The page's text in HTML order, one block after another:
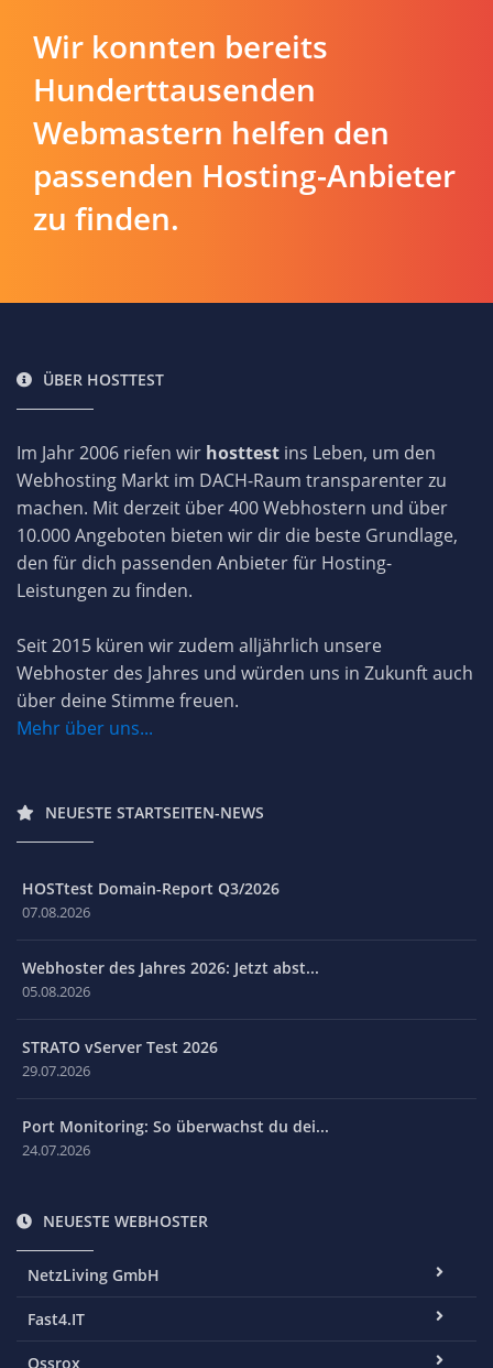
Wir konnten bereits
Hunderttausenden
Webmastern helfen den
passenden Hosting-Anbieter
zu finden.
ÜBER HOSTTEST
Im Jahr 2006 riefen wir hosttest ins Leben, um den
Webhosting Markt im DACH-Raum transparenter zu
machen. Mit derzeit über 400 Webhostern und über
10.000 Angeboten bieten wir dir die beste Grundlage,
den für dich passenden Anbieter für Hosting-
Leistungen zu finden.
Seit 2015 küren wir zudem alljährlich unsere
Webhoster des Jahres und würden uns in Zukunft auch
über deine Stimme freuen.
Mehr über uns...
NEUESTE STARTSEITEN-NEWS
HOSTtest Domain-Report Q3/2026
07.08.2026
Webhoster des Jahres 2026: Jetzt abst...
05.08.2026
STRATO vServer Test 2026
29.07.2026
Port Monitoring: So überwachst du dei...
24.07.2026
NEUESTE WEBHOSTER
NetzLiving GmbH
Fast4.IT
Ossrox